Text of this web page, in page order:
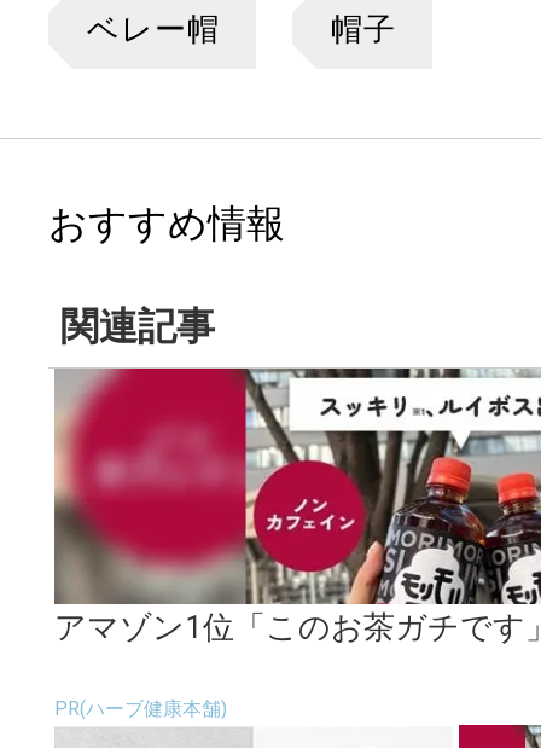
ベレー帽 帽子
おすすめ情報
関連記事
アマゾン1位「このお茶ガチです
PR(ハーブ健康本舗)